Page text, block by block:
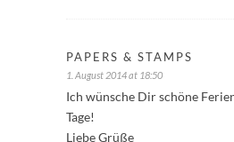
PAPERS & STAMPS
1. August 2014 at 18:50
Ich wünsche Dir schöne
Tage!
Liebe Grüße